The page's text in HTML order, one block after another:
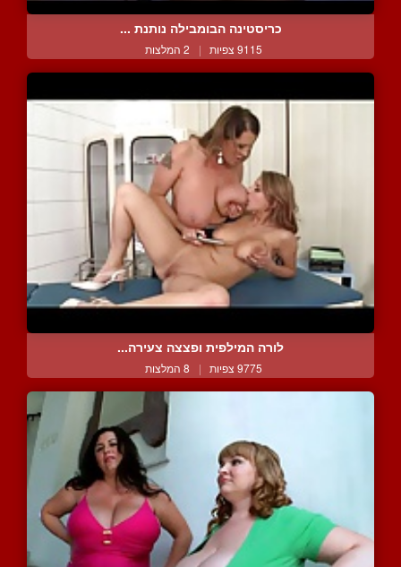
כריסטינה הבומבילה נותנת ...
9115 צפיות | 2 המלצות
לורה המילפית ופצצה צעירה...
9775 צפיות | 8 המלצות